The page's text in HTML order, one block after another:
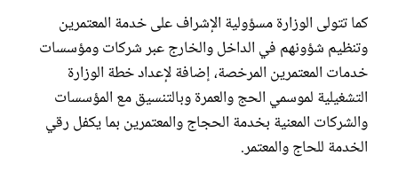
كما تتولى الوزارة مسؤولية الإشراف على خدمة المعتمرين
وتنظيم شؤونهم في الداخل والخارج عبر شركات ومؤسسات
خدمات المعتمرين المرخصة، إضافة لإعداد خطة الوزارة
التشغيلية لموسمي الحج والعمرة وبالتنسيق مع المؤسسات
والشركات المعنية بخدمة الحجاج والمعتمرين بما يكفل رقي
الخدمة للحاج والمعتمر.